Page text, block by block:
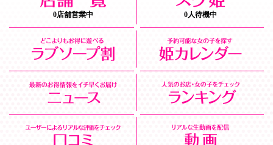
0店舗営業中 0人待機中